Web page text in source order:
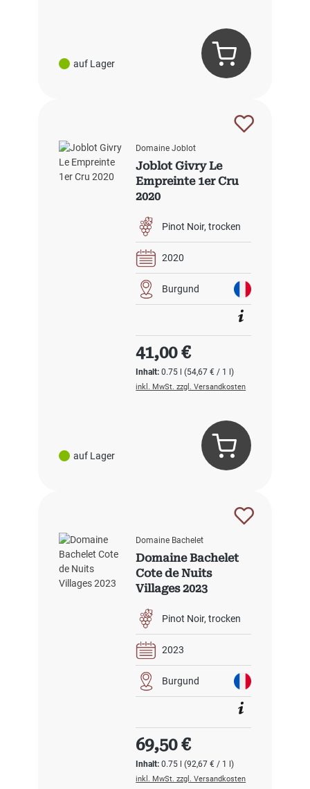
auf Lager
auf Lager
Domaine Joblot
Joblot Givry Le
Empreinte 1er Cru
2020
Pinot Noir trocken
2020
Burgund
Inhalt:0.75 l(54,67 € / 1 l)
Regulärer Preis:
41,00 €
inkl. MwSt. zzgl. Versandkosten
Domaine Bachelet
Domaine Bachelet
Cote de Nuits
Villages 2023
Pinot Noir trocken
2023
Burgund
Inhalt:0.75 l(92,67 € / 1 l)
Regulärer Preis:
69,50 €
inkl. MwSt. zzgl. Versandkosten